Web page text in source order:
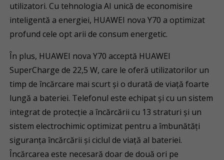
utilizatori. Cu tehnologia AI unică de economisire
inteligentă a energiei, HUAWEI nova Y70 a optimizat
profund cele opt arii de consum energetic.
În plus, HUAWEI nova Y70 acceptă HUAWEI
SuperCharge de 22,5 W, care le oferă utilizatorilor un
timp de încărcare mai scurt și o durată de viață foarte
lungă a bateriei. Telefonul este echipat și cu un sistem
integrat de protecție a încărcării cu 13 straturi și un
sistem electrochimic optimizat pentru a îmbunătăți
siguranța încărcării și ciclul de viață al bateriei.
Încărcarea este necesară doar de două ori pe